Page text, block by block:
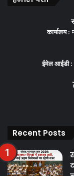
कार्यालय :
ईमेल आईडी :
Recent Posts